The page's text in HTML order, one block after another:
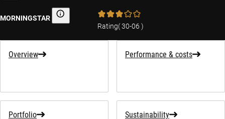
MORNINGSTAR Morningstar
Rating(30-06 )
Overview Performance & costs
Portfolio Sustainability